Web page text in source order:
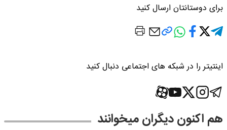
برای دوستانتان ارسال کنید
اینتیتر را در شبکه های اجتماعی دنبال کنید
هم اکنون دیگران میخوانند